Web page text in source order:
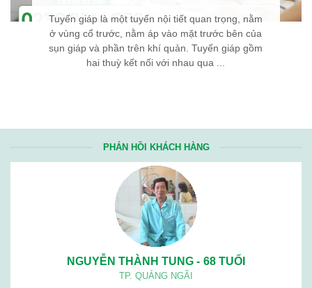
Tuyến giáp là một tuyến nội tiết quan trọng, nằm
ở vùng cổ trước, nằm áp vào mặt trước bên của
sụn giáp và phần trên khí quản. Tuyến giáp gồm
hai thuỳ kết nối với nhau qua ...
PHẢN HỒI KHÁCH HÀNG
NGUYỄN THÀNH TUNG - 68 TUỔI
TP. QUẢNG NGÃI